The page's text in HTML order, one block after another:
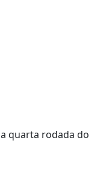
quarta rodada do